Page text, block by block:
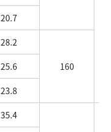
20.7
28.2
160
25.6
23.8
35.4